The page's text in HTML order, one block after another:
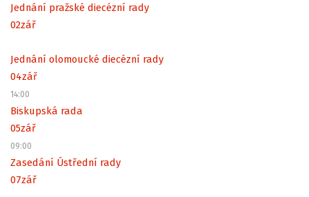
Jednání pražské diecézní rady
02zář
Jednání olomoucké diecézní rady
04zář
14:00
Biskupská rada
05zář
09:00
Zasedání Ústřední rady
07zář